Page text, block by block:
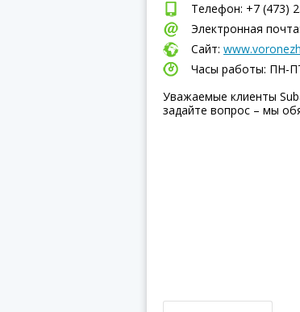
Телефон: +7 (473)
Электронная почта:
Сайт:
Часы работы: ПН-
Уважаемые клиенты
задайте вопрос – мы